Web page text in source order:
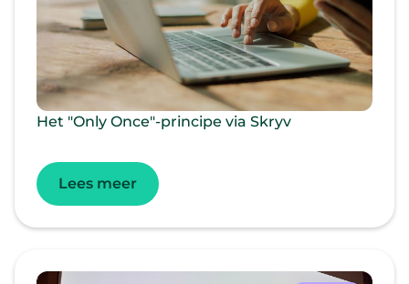
Het "Only Once"-principe via Skryv
Lees meer